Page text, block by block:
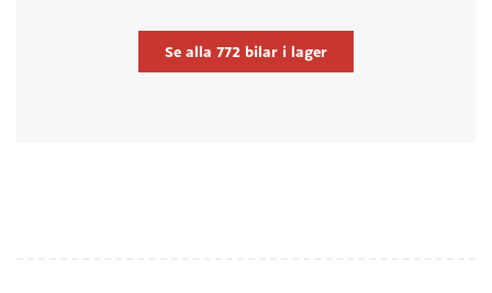
Se alla 772 bilar i lager